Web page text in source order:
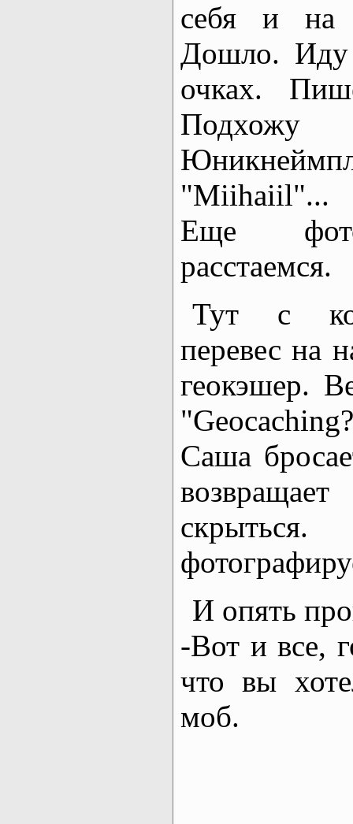
себя и
Дошло.
очках.
"Miihaiil"...
Еще
расстаемся.
Тут с
перевес на
геокэшер.
Саша
И опять
-Вот и все,
что вы
моб.